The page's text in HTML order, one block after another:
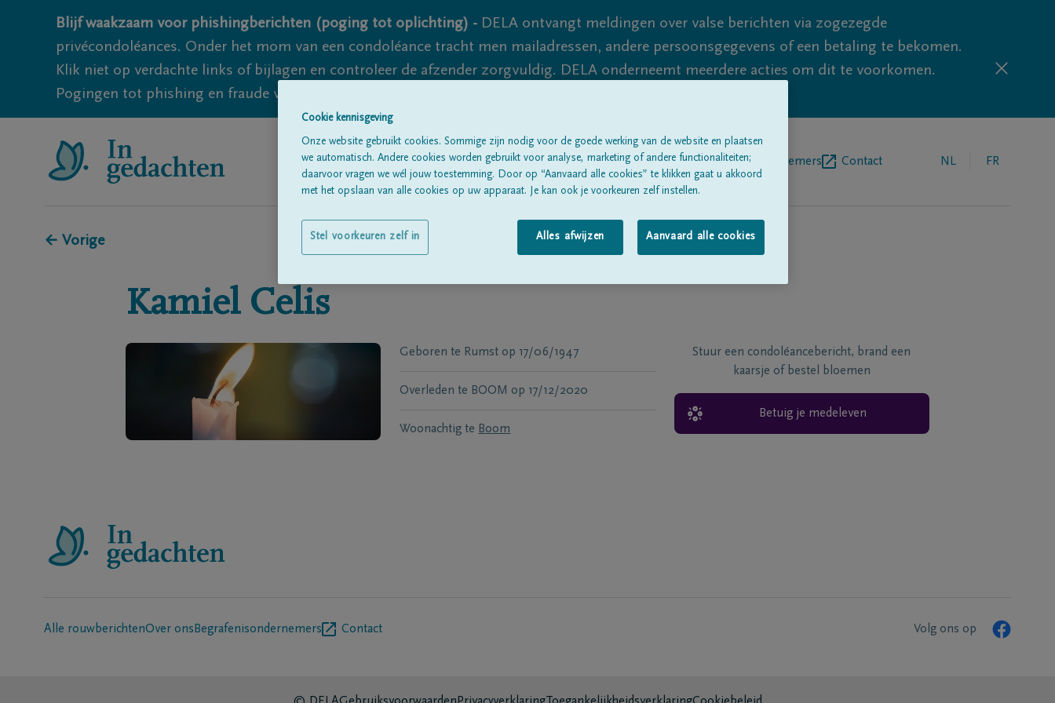
Blijf waakzaam voor phishingberichten (poging tot oplichting) - DELA ontvangt meldingen over valse berichten via zogezegde
privécondoléances. Onder het mom van een condoléance tracht men mailadressen, andere persoonsgegevens of een betaling te bekomen.
Klik niet op verdachte links of bijlagen en controleer de afzender zorgvuldig. DELA onderneemt meerdere acties om dit te voorkomen.
Pogingen tot phishing en fraude vallen echter nooit volledig uit te sluiten, dus blijf waakzaam.
Alle rouwberichten Over onsBegrafenisondernemers Contact NL FR
← Vorige
Kamiel Celis
Geboren te Rumst op 17/06/1947
Overleden te BOOM op 17/12/2020
Woonachtig te Boom
Stuur een condoléancebericht, brand een
kaarsje of bestel bloemen
Betuig je medeleven
Alle rouwberichtenOver ons Begrafenisondernemers Contact Volg ons op
Cookie kennisgeving
Onze website gebruikt cookies. Sommige zijn nodig voor de goede werking van de website en plaatsen
we automatisch. Andere cookies worden gebruikt voor analyse, marketing of andere functionaliteiten;
daarvoor vragen we wél jouw toestemming. Door op “Aanvaard alle cookies” te klikken gaat u akkoord
met het opslaan van alle cookies op uw apparaat. Je kan ook je voorkeuren zelf instellen.
Alles afwijzen Aanvaard alle cookies
Stel voorkeuren zelf in